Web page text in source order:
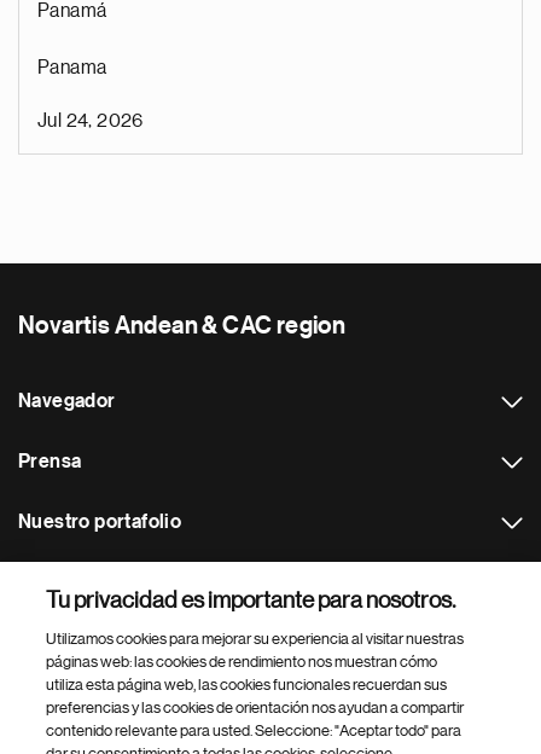
Panamá
Panama
Jul 24, 2026
Novartis Andean & CAC region
Navegador
Prensa
Nuestro portafolio
Footer Site Search
Tu privacidad es importante para nosotros.
Utilizamos cookies para mejorar su experiencia al visitar nuestras
páginas web: las cookies de rendimiento nos muestran cómo
utiliza esta página web, las cookies funcionales recuerdan sus
preferencias y las cookies de orientación nos ayudan a compartir
contenido relevante para usted. Seleccione: "Aceptar todo" para